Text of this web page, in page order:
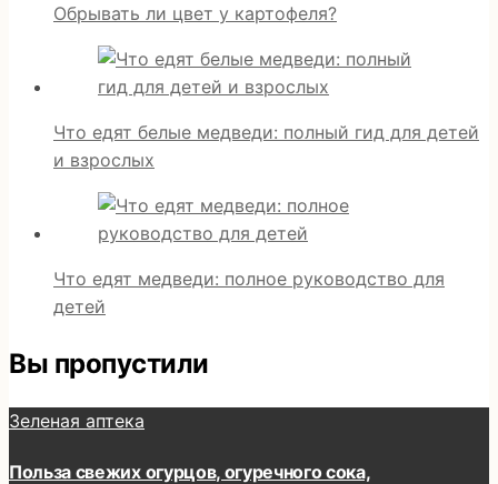
Обрывать ли цвет у картофеля?
Что едят белые медведи: полный гид для детей
и взрослых
Что едят медведи: полное руководство для
детей
Вы пропустили
Зеленая аптека
Польза свежих огурцов, огуречного сока,